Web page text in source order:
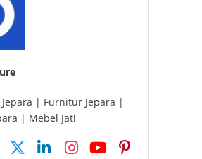
| Furnitur Jepara |
| Mebel Jati